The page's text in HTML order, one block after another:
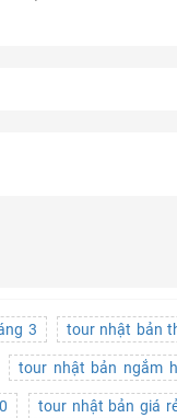
3 tour nhật bản
tour nhật bản ngắm
tour nhật bản giá